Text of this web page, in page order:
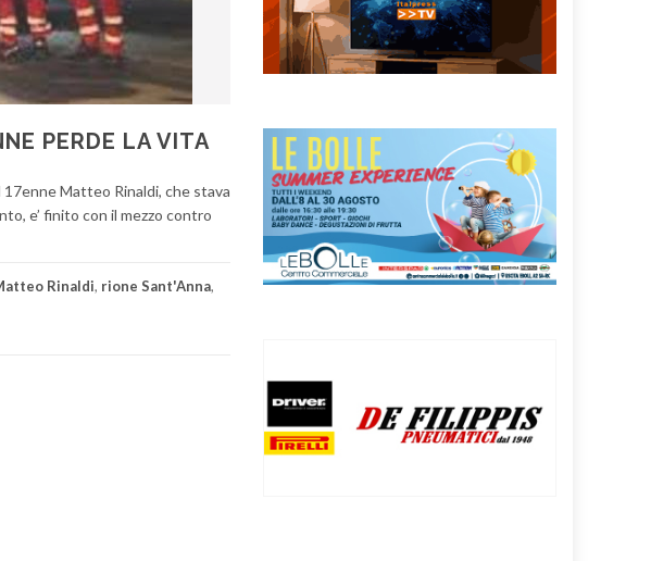
PERDE LA VITA
17enne Matteo Rinaldi, che stava
e’ finito con il mezzo contro
Rinaldi, rione Sant'Anna,